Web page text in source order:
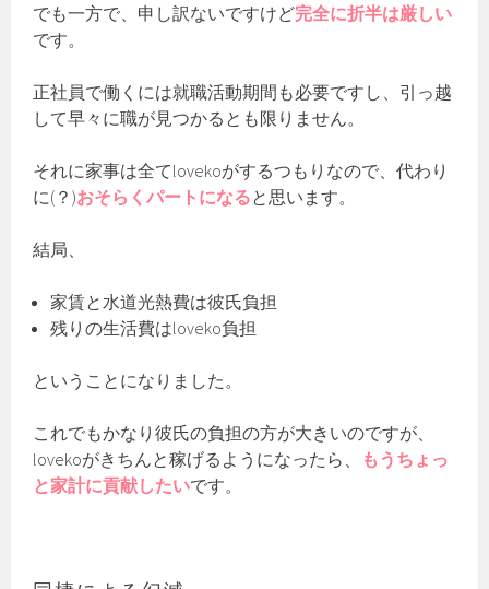
でも一方で、申し訳ないですけど完全に折半は厳しい
です。
正社員で働くには就職活動期間も必要ですし、引っ越
して早々に職が見つかるとも限りません。
それに家事は全てlovekoがするつもりなので、代わり
に(？)おそらくパートになると思います。
結局、
家賃と水道光熱費は彼氏負担
残りの生活費はloveko負担
ということになりました。
これでもかなり彼氏の負担の方が大きいのですが、
lovekoがきちんと稼げるようになったら、
もうちょっ
と家計に貢献したいです。